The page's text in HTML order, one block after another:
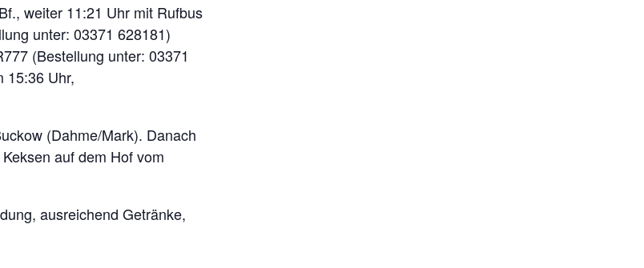
weiter 11:21 Uhr mit Rufbus
unter: 03371 628181)
(Bestellung unter: 03371
15:36 Uhr,
(Dahme/Mark). Danach
auf dem Hof vom
ausreichend Getränke,